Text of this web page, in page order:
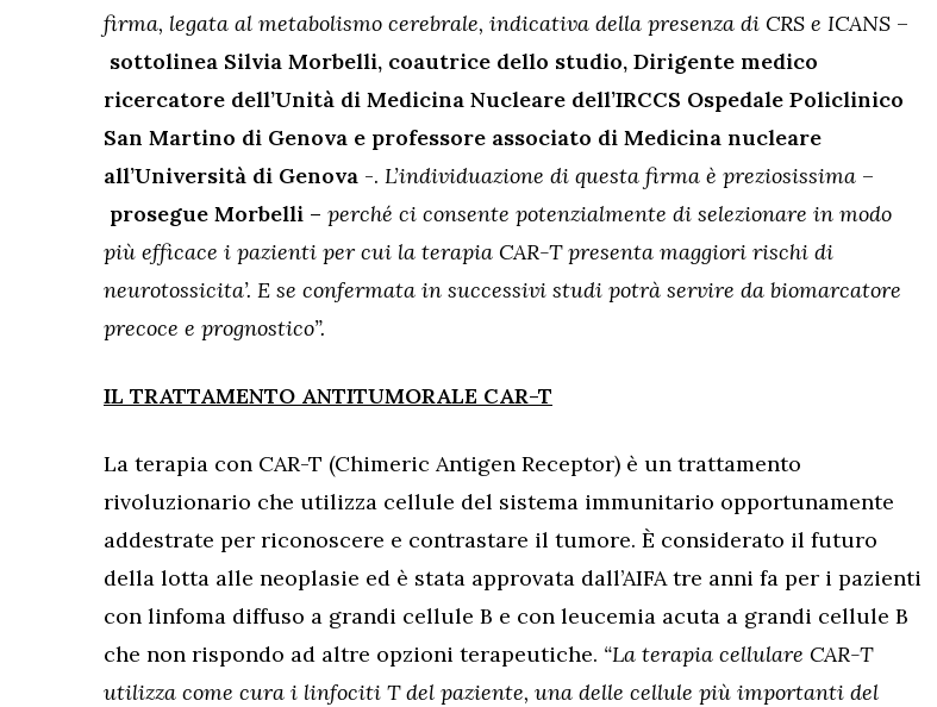
firma, legata al metabolismo cerebrale, indicativa della presenza di CRS e ICANS –
sottolinea Silvia Morbelli, coautrice dello studio, Dirigente medico
ricercatore dell’Unità di Medicina Nucleare dell’IRCCS Ospedale Policlinico
San Martino di Genova e professore associato di Medicina nucleare
all’Università di Genova -. L’individuazione di questa firma è preziosissima –
prosegue Morbelli – perché ci consente potenzialmente di selezionare in modo
più efficace i pazienti per cui la terapia CAR-T presenta maggiori rischi di
neurotossicita’. E se confermata in successivi studi potrà servire da biomarcatore
precoce e prognostico”.
IL TRATTAMENTO ANTITUMORALE CAR-T
La terapia con CAR-T (Chimeric Antigen Receptor) è un trattamento
rivoluzionario che utilizza cellule del sistema immunitario opportunamente
addestrate per riconoscere e contrastare il tumore. È considerato il futuro
della lotta alle neoplasie ed è stata approvata dall’AIFA tre anni fa per i pazienti
con linfoma diffuso a grandi cellule B e con leucemia acuta a grandi cellule B
che non rispondo ad altre opzioni terapeutiche. “La terapia cellulare CAR-T
utilizza come cura i linfociti T del paziente, una delle cellule più importanti del